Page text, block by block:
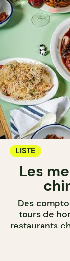
LISTE
Les
Des
tours de
restaurants